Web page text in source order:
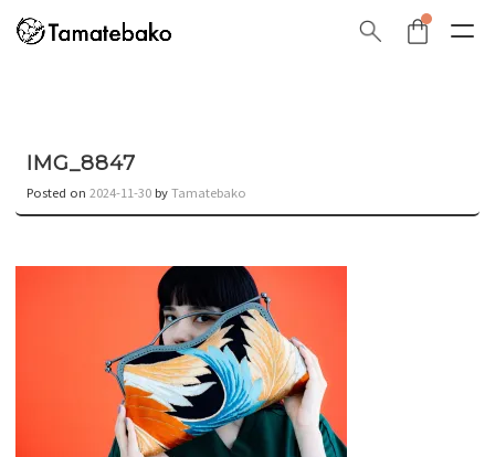
IMG_8847
Posted on 2024-11-30 byTamatebako